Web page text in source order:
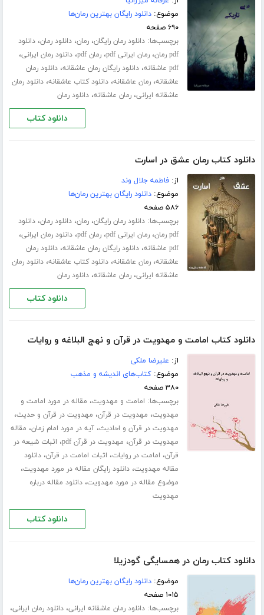
موضوع:دانلود رایگان بهترین رمان‌ها
۶۹۰ صفحه
برچسب‌ها:دانلود رمان رایگان،رمان،دانلود رمان،دانلود
pdf رمان
،رمان ایرانی pdf ،رمان pdf ،دانلود رمان ایرانی،
pdf عاشقانه ،دانلود رایگان رمان عاشقانه،دانلود رمان
عاشقانه،رمان عاشقانه،دانلود کتاب عاشقانه،دانلود رمان
عاشقانه ایرانی،رمان عاشقانه،دانلود رمان
دانلود کتاب
دانلود کتاب رمان عشق در اسارت
از:فاطمه جلال‌ وند
موضوع:دانلود رایگان بهترین رمان‌ها
۵۸۶ صفحه
برچسب‌ها:دانلود رمان رایگان،رمان،دانلود رمان،دانلود
pdf رمان
،رمان ایرانی pdf ،رمان pdf ،دانلود رمان ایرانی،
pdf عاشقانه ،دانلود رایگان رمان عاشقانه،دانلود رمان
عاشقانه،رمان عاشقانه،دانلود کتاب عاشقانه،دانلود رمان
عاشقانه ایرانی،رمان عاشقانه،دانلود رمان
دانلود کتاب
دانلود کتاب امامت و مهدویت در قرآن و نهج البلاغه و روایات
از: علیرضا ملکی
موضوع:کتاب‌های اندیشه و مذهب
۳۸۰ صفحه
برچسب‌ها: امامت و مهدویت، مقاله در مورد امامت و
مهدویت، مهدویت در قرآن، مهدویت در قرآن و حدیث،
مهدویت در قرآن و احادیث،آیه در مورد امام زمان، مقاله
مهدویت در قرآن، مهدویت در قرآن pdf ، اثبات شیعه در
قرآن، امامت در روایات، اثبات امامت در قرآن،دانلود
مقاله مهدویت،دانلود رایگان مقاله در مورد مهدویت،
موضوع مقاله در مورد مهدویت،دانلود مقاله درباره
مهدویت
دانلود کتاب
دانلود کتاب رمان در همسایگی گودزیلا
موضوع:دانلود رایگان بهترین رمان‌ها
۱۰۱۵ صفحه
برچسب‌ها:دانلود رمان عاشقانه ایرانی،دانلود رمان ایرانی،